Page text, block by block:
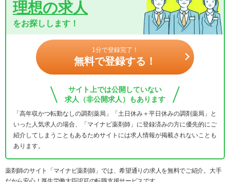
理想の求人
をお探しします！
1分で登録完了！
無料で登録する！
サイト上では公開していない
求人（非公開求人）もあります
「高年収かつ転勤なしの調剤薬局」「土日休み＋平日休みの調剤薬局」と
いった人気求人の場合、「マイナビ薬剤師」に登録済みの方に優先的にご
紹介してしまうこともあるためサイトには求人情報が掲載されないことも
あります。
薬剤師のサイト「マイナビ薬剤師」では、希望通りの求人を無料でご紹介。大手